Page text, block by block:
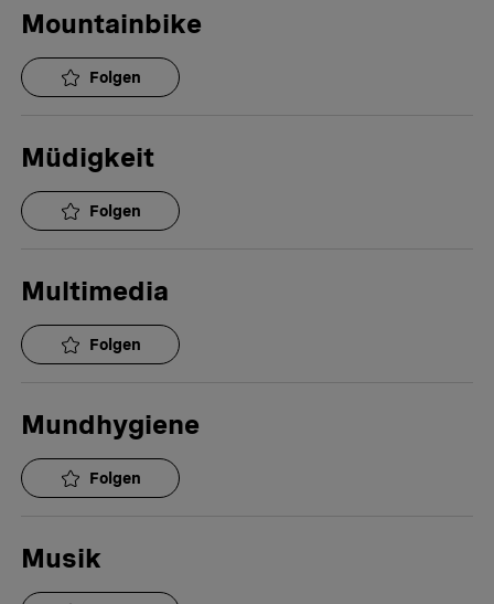
Mountainbike
Folgen
Müdigkeit
Folgen
Multimedia
Folgen
Mundhygiene
Folgen
Musik